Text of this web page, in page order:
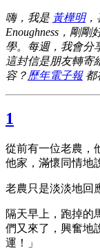
嗨，我是 黃樺明，
Enoughness，剛
學。每週，我會分
這封信是朋友轉寄
容？ 歷年電子報都
1
從前有一位老農，
他家，滿懷同情地
老農只是淡淡地回
隔天早上，跑掉的
們又來了，興奮地
運！」